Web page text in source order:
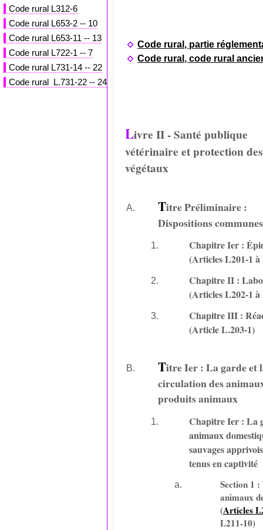
Code rural L312-6
Code rural L653-2 -- 10
Code rural L653-11 -- 13
Code rural L722-1 -- 7
Code rural L731-14 -- 22
Code rural L.731-22 -- 24
Code rural, partie
Code rural, code rural
Livre II - Santé publique
vétérinaire et protection des
végétaux
Titre Préliminaire :
Dispositions communes
Chapitre Ier :
(Articles L201-1 à
Chapitre II :
(Articles L202-1 à
Chapitre III :
(Article L.203-1)
Titre Ier : La garde et
circulation des
produits animaux
Chapitre Ier : La
animaux
sauvages
tenus en captivité
Section 1 :
animaux
(Articles
L211-10)